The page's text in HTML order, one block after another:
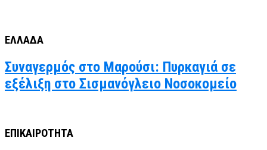
ΕΛΛΑΔΑ
Συναγερμός στο Μαρούσι: Πυρκαγιά σε
εξέλιξη στο Σισμανόγλειο Νοσοκομείο
ΕΠΙΚΑΙΡΟΤΗΤΑ